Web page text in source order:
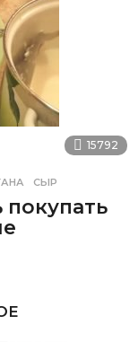
15792
,СЫР